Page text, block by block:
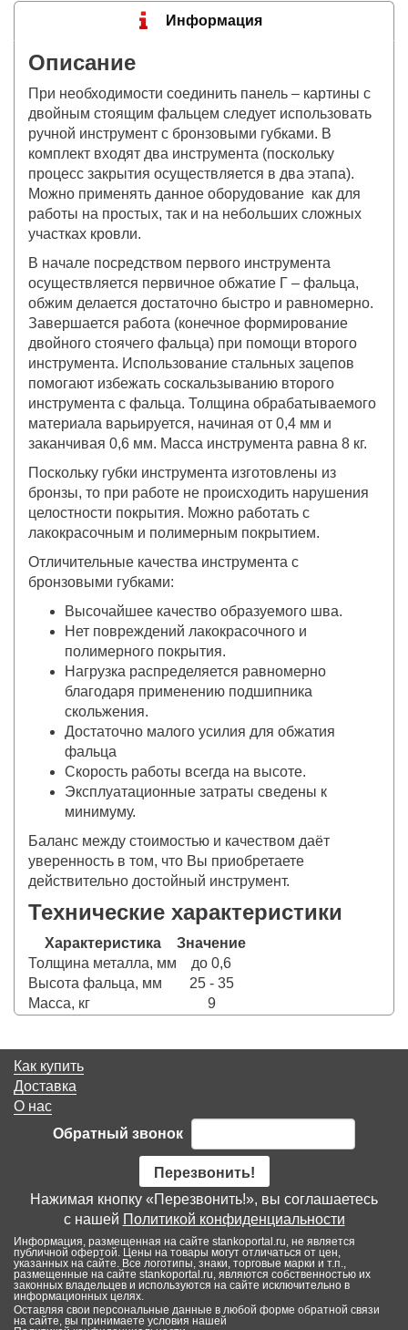
Информация
Описание
При необходимости соединить панель – картины с
двойным стоящим фальцем следует использовать
ручной инструмент с бронзовыми губками. В
комплект входят два инструмента (поскольку
процесс закрытия осуществляется в два этапа).
Можно применять данное оборудование как для
работы на простых, так и на небольших сложных
участках кровли.
В начале посредством первого инструмента
осуществляется первичное обжатие Г – фальца,
обжим делается достаточно быстро и равномерно.
Завершается работа (конечное формирование
двойного стоячего фальца) при помощи второго
инструмента. Использование стальных зацепов
помогают избежать соскальзыванию второго
инструмента с фальца. Толщина обрабатываемого
материала варьируется, начиная от 0,4 мм и
заканчивая 0,6 мм. Масса инструмента равна 8 кг.
Поскольку губки инструмента изготовлены из
бронзы, то при работе не происходить нарушения
целостности покрытия. Можно работать с
лакокрасочным и полимерным покрытием.
Отличительные качества инструмента с
бронзовыми губками:
Высочайшее качество образуемого шва.
Нет повреждений лакокрасочного и
полимерного покрытия.
Нагрузка распределяется равномерно
благодаря применению подшипника
скольжения.
Достаточно малого усилия для обжатия
фальца
Скорость работы всегда на высоте.
Эксплуатационные затраты сведены к
минимуму.
Баланс между стоимостью и качеством даёт
уверенность в том, что Вы приобретаете
действительно достойный инструмент.
Технические характеристики
Характеристика
Значение
Толщина металла, мм
до 0,6
Высота фальца, мм
25 - 35
Масса, кг
9
Как купить
Доставка
О нас
Обратный звонок
Перезвонить!
Нажимая кнопку «Перезвонить!», вы соглашаетесь
с нашей Политикой конфиденциальности
Информация, размещенная на сайте stankoportal.ru, не является
публичной офертой. Цены на товары могут отличаться от цен,
указанных на сайте. Все логотипы, знаки, торговые марки и т.п.,
размещенные на сайте stankoportal.ru, являются собственностью их
законных владельцев и используются на сайте исключительно в
информационных целях.
Оставляя свои персональные данные в любой форме обратной связи
на сайте, вы принимаете условия нашей